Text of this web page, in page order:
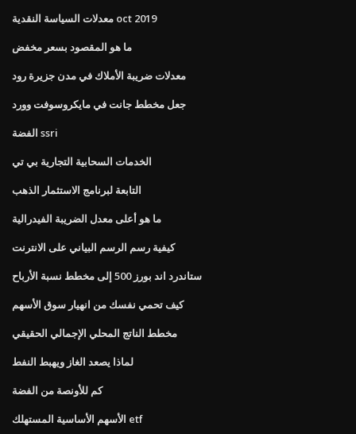
معدلات السياسة النقدية oct 2019
ما هو المقصود بسعر مخفض
معدلات ضريبة الأملاك في مدن جزيرة رود
جعل مخطط جانت في مايكروسوفت وورد
الفضة ssri
الخدمات السحابية التجارية بي تي
التابعة لبرنامج الاستثمار الذهب
ما هو أعلى معدل الضريبة الفيدرالية
كيفية رسم الرسم البياني على الانترنت
ستاندرد اند بورز 500 إلى مخطط نسبة الأرباح
كيف تحمي نفسك من انهيار سوق الأسهم
مخطط الناتج المحلي الإجمالي الحقيقي
لماذا يصعد الغاز ويهبط النفط
كم للأونصة من الفضة
الأسهم الأساسية المستهلك etf